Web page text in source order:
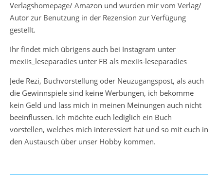
Verlagshomepage/ Amazon und wurden mir vom Verlag/
Autor zur Benutzung in der Rezension zur Verfügung
gestellt.
Ihr findet mich übrigens auch bei Instagram unter
mexiis_leseparadies unter FB als mexiis-leseparadies
Jede Rezi, Buchvorstellung oder Neuzugangspost, als auch
die Gewinnspiele sind keine Werbungen, ich bekomme
kein Geld und lass mich in meinen Meinungen auch nicht
beeinflussen. Ich möchte euch lediglich ein Buch
vorstellen, welches mich interessiert hat und so mit euch in
den Austausch über unser Hobby kommen.